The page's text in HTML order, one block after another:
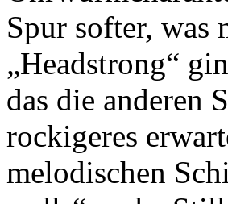
Spur softer, was
„Headstrong“
das die anderen
rockigeres
melodischen